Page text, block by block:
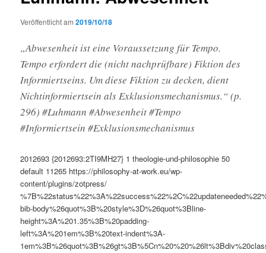
Veröffentlicht am2019/10/18
„Abwesenheit ist eine Voraussetzung für Tempo.
Tempo erfordert die (nicht nachprüfbare) Fiktion des
Informiertseins. Um diese Fiktion zu decken, dient
Nichtinformiertsein als Exklusionsmechanismus.“ (p.
296) #Luhmann #Abwesenheit #Tempo
#Informiertsein #Exklusionsmechanismus
2012693 {2012693:2TI9MH27} 1 theologie-und-philosophie 50
default 11265 https://philosophy-at-work.eu/wp-
content/plugins/zotpress/
bib-body%26quot%3B%20style%3D%26quot%3Bline-
height%3A%201.35%3B%20padding-
left%3A%201em%3B%20text-indent%3A-